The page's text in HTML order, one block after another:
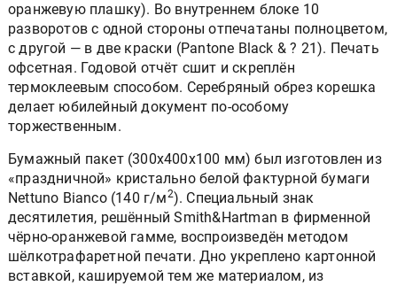
оранжевую плашку). Во внутреннем блоке 10
разворотов с одной стороны отпечатаны полноцветом,
с другой — в две краски (Pantone Black & ? 21). Печать
офсетная. Годовой отчёт сшит и скреплён
термоклеевым способом. Серебряный обрез корешка
делает юбилейный документ по-особому
торжественным.
Бумажный пакет (300х400х100 мм) был изготовлен из
«праздничной» кристально белой фактурной бумаги
Nettuno Bianco (140 г/м2). Специальный знак
десятилетия, решённый Smith&Hartman в фирменной
чёрно-оранжевой гамме, воспроизведён методом
шёлкотрафаретной печати. Дно укреплено картонной
вставкой, кашируемой тем же материалом, из